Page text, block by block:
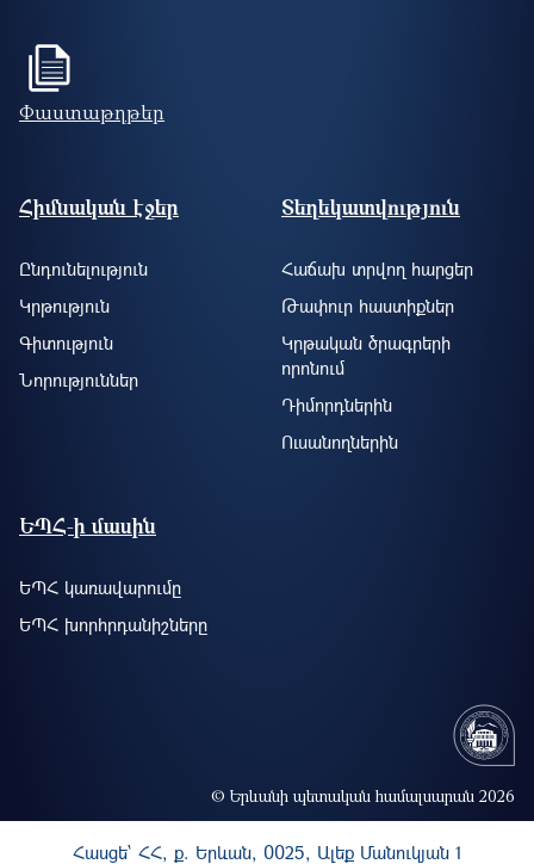
Փաստաթղթեր
Footer site information
Հիմնական էջեր
Ընդունելություն
Կրթություն
Գիտություն
Նորություններ
Տեղեկատվություն
Հաճախ տրվող հարցեր
Թափուր հաստիքներ
Կրթական ծրագրերի
որոնում
Դիմորդներին
Ուսանողներին
ԵՊՀ-ի մասին
ԵՊՀ կառավարումը
ԵՊՀ խորհրդանիշները
© Երևանի պետական համալսարան 2026
Հասցե` ՀՀ, ք. Երևան, 0025, Ալեք Մանուկյան 1